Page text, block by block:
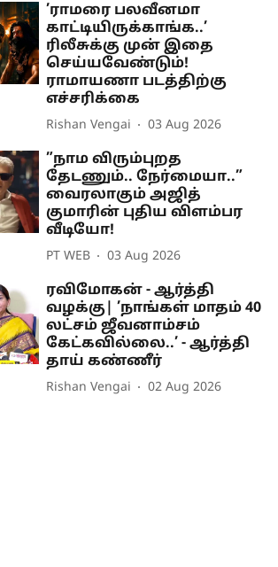
’ராமரை பலவீனமா
காட்டியிருக்காங்க..’
ரிலீசுக்கு முன் இதை
செய்யவேண்டும்!
ராமாயணா படத்திற்கு
எச்சரிக்கை
Rishan Vengai 03 Aug 2026
”நாம விரும்புறத
தேடணும்.. நேர்மையா..”
வைரலாகும் அஜித்
குமாரின் புதிய விளம்பர
வீடியோ!
PT WEB 03 Aug 2026
ரவிமோகன் - ஆர்த்தி
வழக்கு| ’நாங்கள் மாதம் 40
லட்சம் ஜீவனாம்சம்
கேட்கவில்லை..’ - ஆர்த்தி
தாய் கண்ணீர்
Rishan Vengai 02 Aug 2026